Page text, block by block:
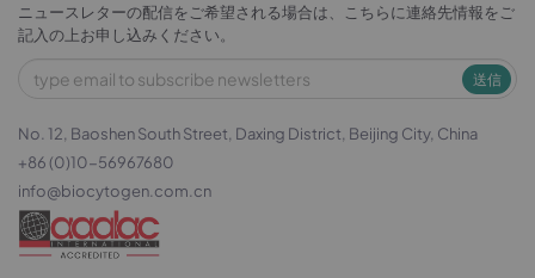
ニュースレターの配信をご希望される場合は、こちらに連絡先情報をご
記入の上お申し込みください。
送信
No. 12, Baoshen South Street, Daxing District, Beijing City, China
+86 (0)10-56967680
info@biocytogen.com.cn